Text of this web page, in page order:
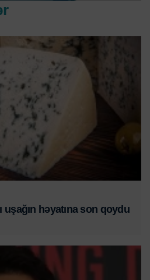
uşağın həyatına son qoydu